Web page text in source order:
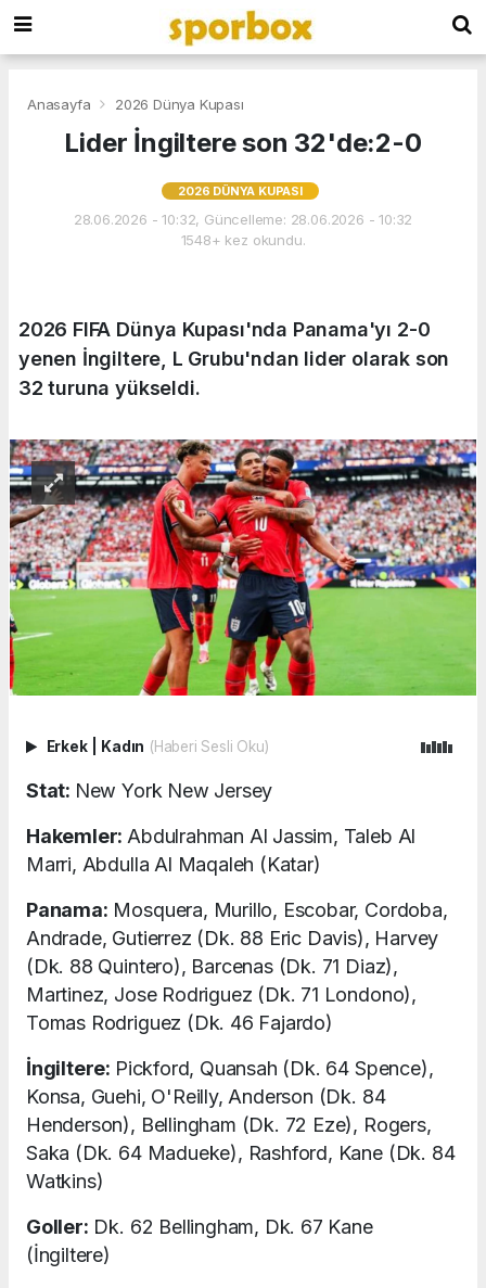
Anasayfa 2026 Dünya Kupası
Lider İngiltere son 32'de:2-0
2026 DÜNYA KUPASI
28.06.2026 - 10:32, Güncelleme: 28.06.2026 - 10:32
1548+ kez okundu.
2026 FIFA Dünya Kupası'nda Panama'yı 2-0
yenen İngiltere, L Grubu'ndan lider olarak son
32 turuna yükseldi.
Erkek Kadın (Haberi Sesli Oku)
Stat: New York New Jersey
Hakemler:Abdulrahman Al Jassim, Taleb Al
Marri, Abdulla Al Maqaleh (Katar)
Panama: Mosquera, Murillo, Escobar, Cordoba,
Andrade, Gutierrez (Dk. 88 Eric Davis), Harvey
(Dk. 88 Quintero), Barcenas (Dk. 71 Diaz),
Martinez, Jose Rodriguez (Dk. 71 Londono),
Tomas Rodriguez (Dk. 46 Fajardo)
İngiltere: Pickford, Quansah (Dk. 64 Spence),
Konsa, Guehi, O'Reilly, Anderson (Dk. 84
Henderson), Bellingham (Dk. 72 Eze), Rogers,
Saka (Dk. 64 Madueke), Rashford, Kane (Dk. 84
Watkins)
Goller: Dk. 62 Bellingham, Dk. 67 Kane
(İngiltere)